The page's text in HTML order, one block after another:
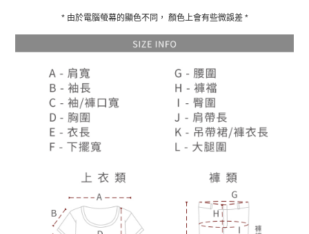
* 由於電腦螢幕的顯色不同， 顏色上會有些微誤差 *